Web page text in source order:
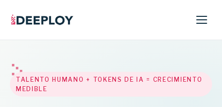
TALENTO HUMANO + TOKENS DE IA = CRECIMIENTO
MEDIBLE